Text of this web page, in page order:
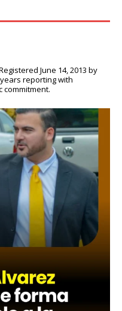
June 14, 2013 by
reporting with